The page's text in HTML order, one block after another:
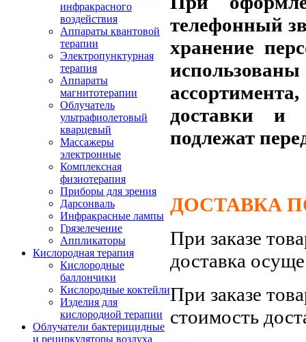
инфракрасного
воздействия
Аппараты квантовой
терапии
Электропунктурная
терапия
Аппараты
магнитотерапии
Облучатель
ультрафиолетовый
кварцевый
Массажеры
электронные
Комплексная
физиотерапия
Приборы для зрения
Дарсонваль
Инфракрасные лампы
Грязелечение
Аппликаторы
Кислородная терапия
Кислородные
баллончики
Кислородные коктейли
Изделия для
кислородной терапии
Облучатели бактерицидные
и рециркуляторы воздуха
телефонный
хранение
доставки и
подлежат
ДОСТАВКА
При заказе
доставка
При заказе
стоимость